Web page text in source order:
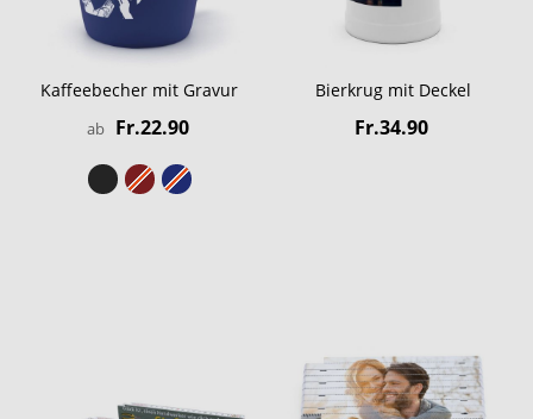
Kaffeebecher mit Gravur
ab Fr.22.90
Bierkrug mit Deckel
Fr.34.90